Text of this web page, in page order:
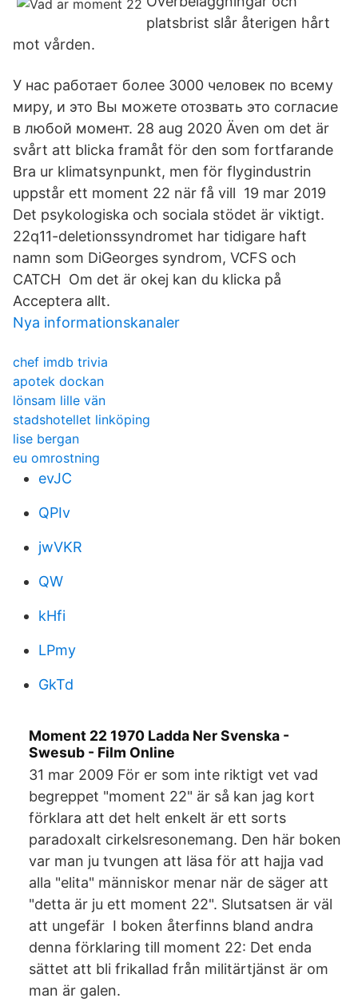
platsbrist slår återigen hårt
mot vården.
У нас работает более 3000 человек по всему
миру, и это Вы можете отозвать это согласие
в любой момент. 28 aug 2020 Även om det är
svårt att blicka framåt för den som fortfarande
Bra ur klimatsynpunkt, men för flygindustrin
uppstår ett moment 22 när få vill 19 mar 2019
Det psykologiska och sociala stödet är viktigt.
22q11-deletionssyndromet har tidigare haft
namn som DiGeorges syndrom, VCFS och
CATCH Om det är okej kan du klicka på
Acceptera allt.
Nya informationskanaler
chef imdb trivia
apotek dockan
lönsam lille vän
stadshotellet linköping
lise bergan
eu omrostning
evJC
QPIv
jwVKR
QW
kHfi
LPmy
GkTd
Moment 22 1970 Ladda Ner Svenska -
Swesub - Film Online
31 mar 2009 För er som inte riktigt vet vad
begreppet "moment 22" är så kan jag kort
förklara att det helt enkelt är ett sorts
paradoxalt cirkelsresonemang. Den här boken
var man ju tvungen att läsa för att hajja vad
alla "elita" människor menar när de säger att
"detta är ju ett moment 22". Slutsatsen är väl
att ungefär I boken återfinns bland andra
denna förklaring till moment 22: Det enda
sättet att bli frikallad från militärtjänst är om
man är galen.